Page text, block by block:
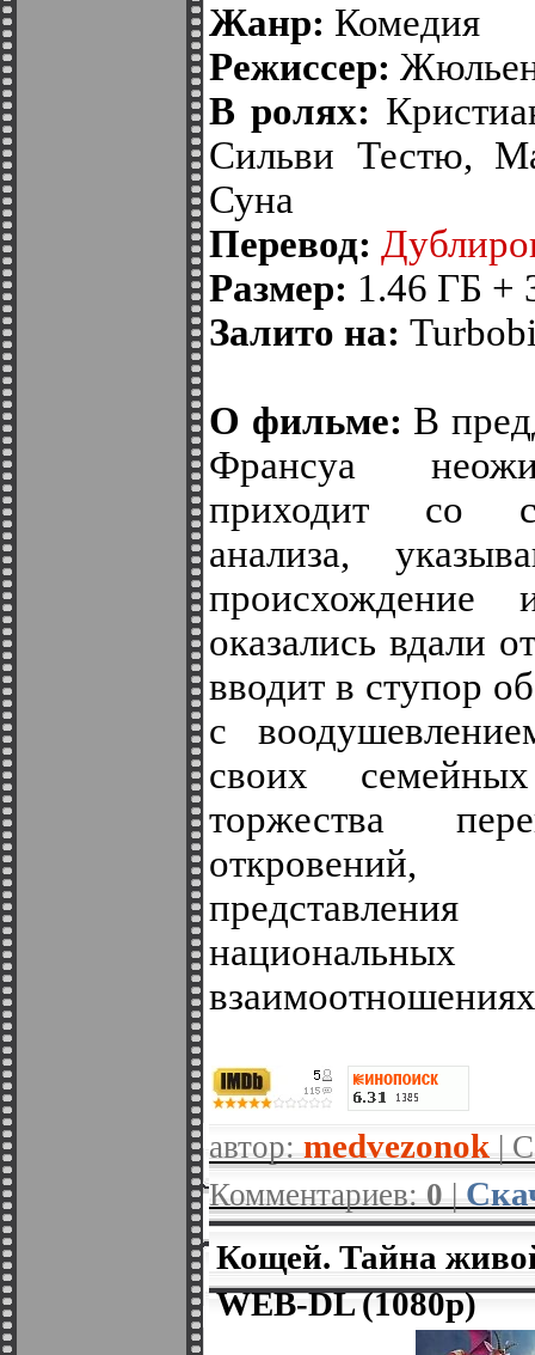
Жанр: Комедия
Режиссер:
В ролях:
Сильви Тестю,
Суна
Перевод:
Размер: 1.46 ГБ +
Залито на:
О фильме: В
Франсуа
приходит со
анализа,
оказались вдали
вводит в ступор
с
своих
торжества
автор: medvezonok |
Комментариев:0|
Кощей. Тайна
WEB-DL (1080p)